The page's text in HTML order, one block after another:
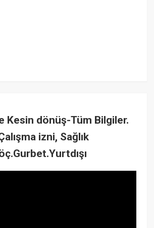
Kesin dönüş-Tüm Bilgiler.
izni, Sağlık